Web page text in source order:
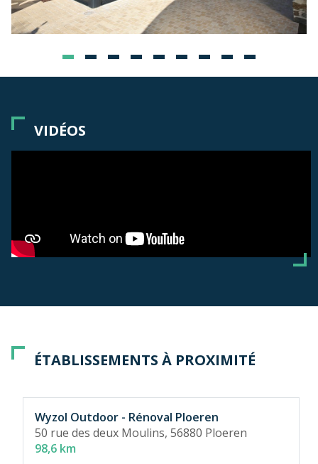
VIDÉOS
ÉTABLISSEMENTS À PROXIMITÉ
Wyzol Outdoor - Rénoval Ploeren
50 rue des deux Moulins, 56880 Ploeren
98,6 km